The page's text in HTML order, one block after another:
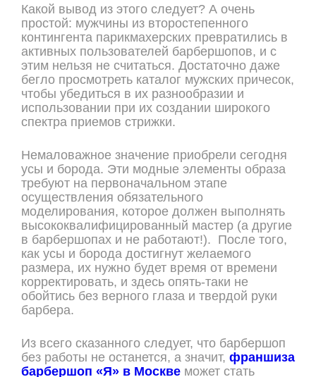
Какой вывод из этого следует? А очень
простой: мужчины из второстепенного
контингента парикмахерских превратились в
активных пользователей барбершопов, и с
этим нельзя не считаться. Достаточно даже
бегло просмотреть каталог мужских причесок,
чтобы убедиться в их разнообразии и
использовании при их создании широкого
спектра приемов стрижки.
Немаловажное значение приобрели сегодня
усы и борода. Эти модные элементы образа
требуют на первоначальном этапе
осуществления обязательного
моделирования, которое должен выполнять
высококвалифицированный мастер (а другие
в барбершопах и не работают!). После того,
как усы и борода достигнут желаемого
размера, их нужно будет время от времени
корректировать, и здесь опять-таки не
обойтись без верного глаза и твердой руки
барбера.
Из всего сказанного следует, что барбершоп
без работы не останется, а значит, франшиза
барбершоп «Я» в Москве может стать